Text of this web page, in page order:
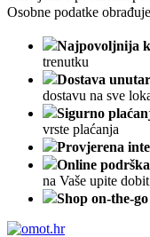
Osobne podatke
Najpovoljnija
trenutku
Dostava
dostavu na sve
Sigurno
vrste plaćanja
Provjerena
Online podrška
na Vaše upite
Shop on-the-go